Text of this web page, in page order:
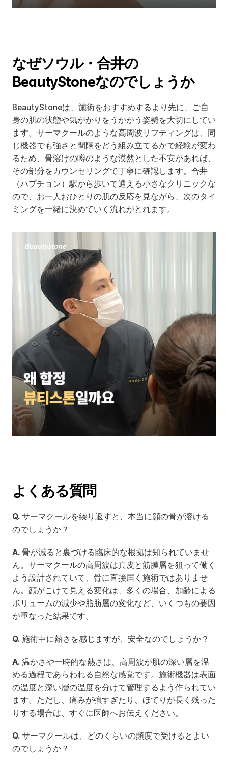
なぜソウル・合井の
BeautyStoneなのでしょうか
BeautyStoneは、施術をおすすめするより先に、ご自
身の肌の状態や気がかりをうかがう姿勢を大切にしてい
ます。サーマクールのような高周波リフティングは、同
じ機器でも強さと間隔をどう組み立てるかで経験が変わ
るため、骨溶けの噂のような漠然とした不安があれば、
その部分をカウンセリングで丁寧に確認します。合井
（ハプチョン）駅から歩いて通える小さなクリニックな
ので、お一人おひとりの肌の反応を見ながら、次のタイ
ミングを一緒に決めていく流れがとれます。
よくある質問
Q. サーマクールを繰り返すと、本当に顔の骨が溶ける
のでしょうか？
A. 骨が減ると裏づける臨床的な根拠は知られていませ
ん。サーマクールの高周波は真皮と筋膜層を狙って働く
よう設計されていて、骨に直接届く施術ではありませ
ん。顔がこけて見える変化は、多くの場合、加齢による
ボリュームの減少や脂肪層の変化など、いくつもの要因
が重なった結果です。
Q. 施術中に熱さを感じますが、安全なのでしょうか？
A. 温かさや一時的な熱さは、高周波が肌の深い層を温
める過程であらわれる自然な感覚です。施術機器は表面
の温度と深い層の温度を分けて管理するよう作られてい
ます。ただし、痛みが強すぎたり、ほてりが長く残った
りする場合は、すぐに医師へお伝えください。
Q. サーマクールは、どのくらいの頻度で受けるとよい
のでしょうか？